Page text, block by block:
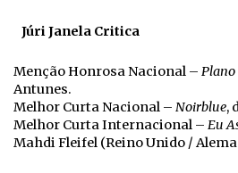
Júri Janela Critica
Menção Honrosa Nacional –
Antunes.
Melhor Curta Nacional – Noirblue,
Melhor Curta Internacional – Eu
Mahdi Fleifel (Reino Unido /